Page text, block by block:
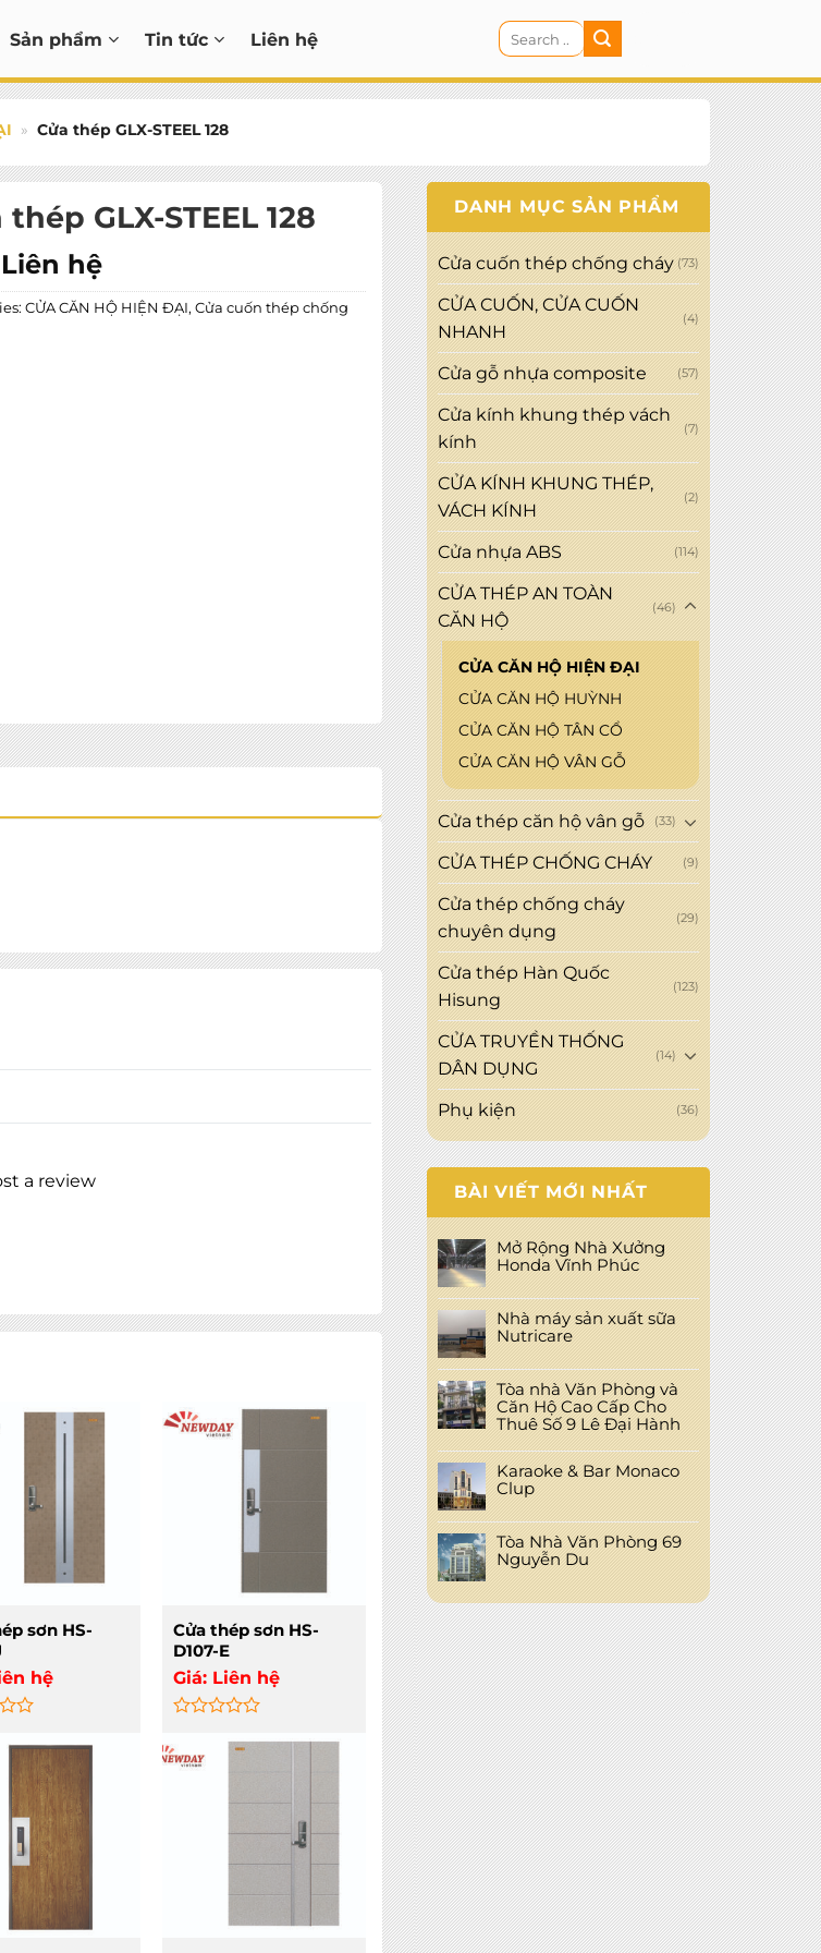
Sản phẩm Tin tức Liên hệ
Search
for:
» Cửa thép GLX-STEEL 128
DANH MỤC SẢN PHẨM
Cửa cuốn thép chống cháy (73)
CỬA CUỐN, CỬA CUỐN
NHANH
(4)
Cửa gỗ nhựa composite (57)
Cửa kính khung thép vách
kính
(7)
CỬA KÍNH KHUNG THÉP,
VÁCH KÍNH
(2)
Cửa nhựa ABS (114)
CỬA THÉP AN TOÀN
CĂN HỘ
(46)
CỬA CĂN HỘ HIỆN ĐẠI
CỬA CĂN HỘ HUỲNH
CỬA CĂN HỘ TÂN CỔ
CỬA CĂN HỘ VÂN GỖ
Cửa thép căn hộ vân gỗ (33)
CỬA THÉP CHỐNG CHÁY (9)
Cửa thép chống cháy
chuyên dụng
(29)
Cửa thép Hàn Quốc
Hisung
(123)
CỬA TRUYỀN THỐNG
DÂN DỤNG
(14)
Phụ kiện (36)
BÀI VIẾT MỚI NHẤT
Mở Rộng Nhà Xưởng
Honda Vĩnh Phúc
Nhà máy sản xuất sữa
Nutricare
Tòa nhà Văn Phòng và
Căn Hộ Cao Cấp Cho
Thuê Số 9 Lê Đại Hành
Karaoke & Bar Monaco
Clup
Tòa Nhà Văn Phòng 69
Nguyễn Du
thép GLX-STEEL 128
Liên hệ
CỬA CĂN HỘ HIỆN ĐẠI, Cửa cuốn thép chống
a review
sơn HS-
hệ
Cửa thép sơn HS-
D107-E
Giá: Liên hệ
0
out